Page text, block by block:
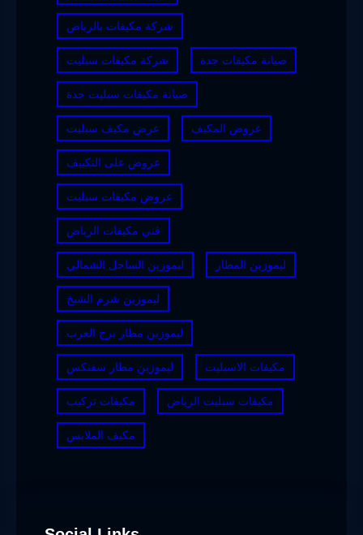
شركة مكيفات بالرياض
شركة مكيفات سبليت صيانة مكيفات جدة
صيانة مكيفات سبليت جدة
عرض مكيف سبليت عروض المكيف
عروض على التكييف
عروض مكيفات سبليت
فني مكيفات الرياض
ليموزين الساحل الشمالي ليموزين المطار
ليموزين شرم الشيخ
ليموزين مطار برج العرب
ليموزين مطار سفنكس مكيفات الاسبليت
مكيفات تركيب مكيفات سبليت الرياض
مكيف الملابس